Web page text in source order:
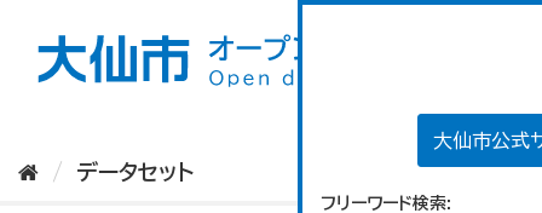
大仙市公式
フリーワード検索
データセット